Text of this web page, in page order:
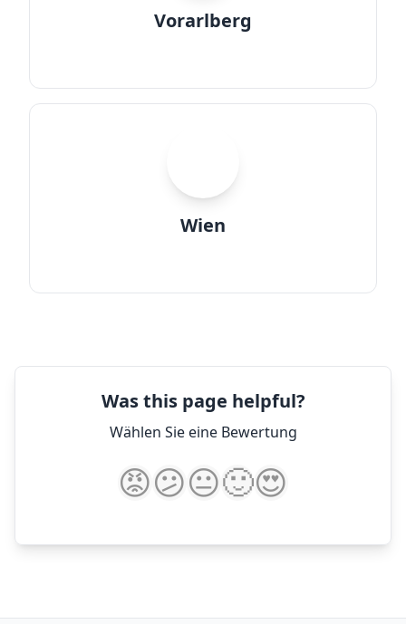
Vorarlberg
Wien
Was this page helpful?
Wählen Sie eine Bewertung
😡😕😐🙂😍